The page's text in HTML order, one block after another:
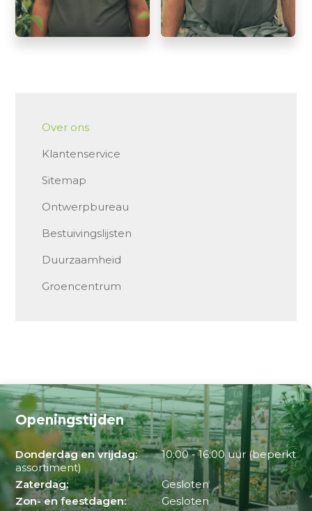
Over ons
Klantenservice
Sitemap
Ontwerpbureau
Bestuivingslijsten
Duurzaamheid
Groencentrum
Openingstijden
Donderdag en vrijdag:
10:00 - 16:00 uur (beperkt
assortiment)
Zaterdag:
Gesloten
Zon- en feestdagen:
Gesloten